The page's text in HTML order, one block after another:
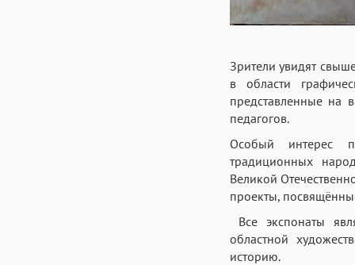
Зрители увидят
в области
представленные на
педагогов.
Особый интерес
традиционных
Великой
проекты,
Всеэкспонаты
областной
историю.